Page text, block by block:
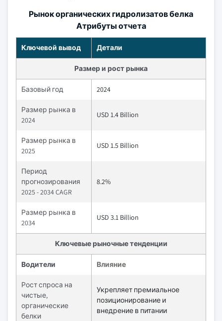
Рынок органических гидролизатов белка
Атрибуты отчета
Ключевой вывод Детали
Размер и рост рынка
Базовый год 2024
Размер рынка в
2024
USD 1.4 Billion
Размер рынка в
2025
USD 1.5 Billion
Период
прогнозирования
2025 - 2034 CAGR
8.2%
Размер рынка в
2034
USD 3.1 Billion
Ключевые рыночные тенденции
Водители Влияние
Рост спроса на
чистые,
органические
белки
Укрепляет премиальное
позиционирование и
внедрение в питании